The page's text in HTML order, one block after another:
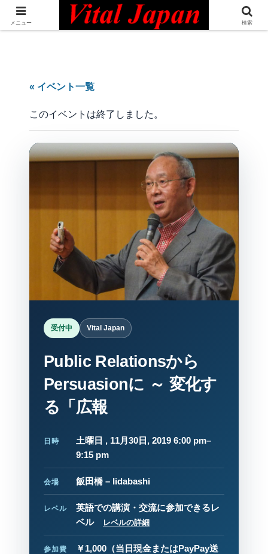
日本最大級の英語コミュニティ・Bilingual Professionals Network
« イベント一覧
このイベントは終了しました。
受付中 Vital Japan
Public Relationsから
Persuasionに ～ 変化す
る「広報
日時
土曜日 , 11月30日, 2019 6:00 pm–
9:15 pm
会場 飯田橋 – Iidabashi
レベル
英語での講演・交流に参加できるレ
ベル
レベルの詳細
参加費 ￥1,000 （当日現金またはPayPay送
メニュー 検索